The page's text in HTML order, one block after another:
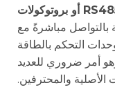
بروتوكولات الاتصال RS485 أو بروتوكولات
بالتواصل مباشرةً مع
التحكم بالطاقة
أمر ضروري للعديد
والمحترفين.